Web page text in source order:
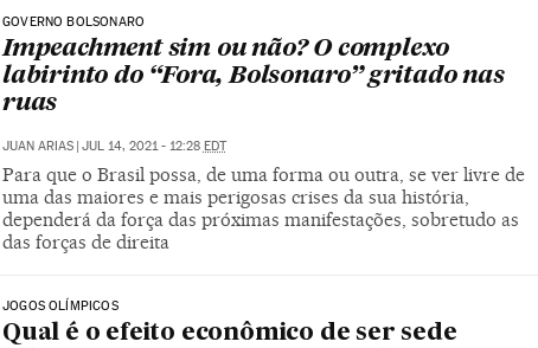
GOVERNO BOLSONARO
Impeachment sim ou não? O complexo
labirinto do “Fora, Bolsonaro” gritado nas
ruas
JUAN ARIAS JUL 14, 2021 - 12:28 EDT
Para que o Brasil possa, de uma forma ou outra, se ver livre de
uma das maiores e mais perigosas crises da sua história,
dependerá da força das próximas manifestações, sobretudo as
das forças de direita
JOGOS OLÍMPICOS
Qual é o efeito econômico de ser sede